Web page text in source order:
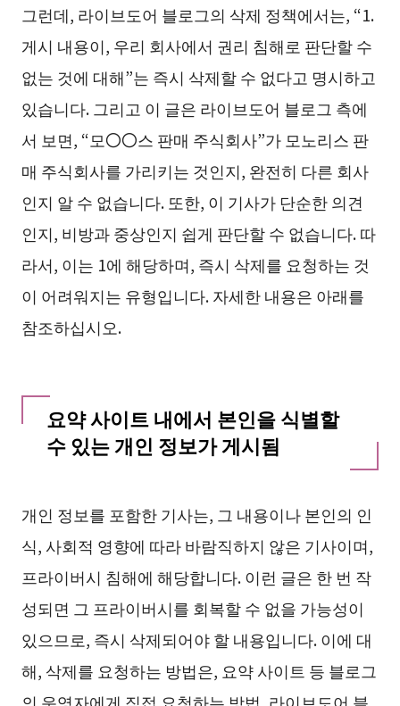
그런데, 라이브도어 블로그의 삭제 정책에서는, “1.
게시 내용이, 우리 회사에서 권리 침해로 판단할 수
없는 것에 대해”는 즉시 삭제할 수 없다고 명시하고
있습니다. 그리고 이 글은 라이브도어 블로그 측에
서 보면, “모〇〇스 판매 주식회사”가 모노리스 판
매 주식회사를 가리키는 것인지, 완전히 다른 회사
인지 알 수 없습니다. 또한, 이 기사가 단순한 의견
인지, 비방과 중상인지 쉽게 판단할 수 없습니다. 따
라서, 이는 1에 해당하며, 즉시 삭제를 요청하는 것
이 어려워지는 유형입니다. 자세한 내용은 아래를
참조하십시오.
요약 사이트 내에서 본인을 식별할
수 있는 개인 정보가 게시됨
개인 정보를 포함한 기사는, 그 내용이나 본인의 인
식, 사회적 영향에 따라 바람직하지 않은 기사이며,
프라이버시 침해에 해당합니다. 이런 글은 한 번 작
성되면 그 프라이버시를 회복할 수 없을 가능성이
있으므로, 즉시 삭제되어야 할 내용입니다. 이에 대
해, 삭제를 요청하는 방법은, 요약 사이트 등 블로그